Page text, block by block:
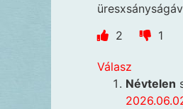
2
1
Válasz
Névtelen